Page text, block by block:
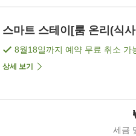
스마트 스테이[룸 온리(식
8월18일까지 예약 무료 취소 가
상세 보기
세금